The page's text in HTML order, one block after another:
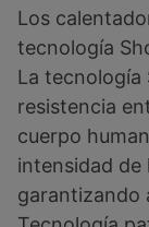
Los
tecnología
La tecnología
resistencia
cuerpo
intensidad
garantizando